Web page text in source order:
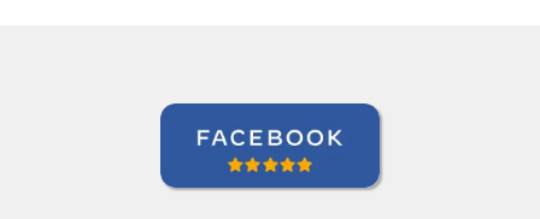
Curso de Japonês em Nova York,
Executivo Sênior de Contas, PepsiCo